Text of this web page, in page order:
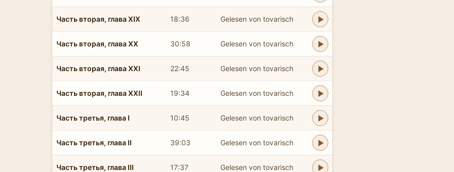
Часть вторая, глава XIX 18:36 Gelesen von tovarisch
Часть вторая, глава XX 30:58 Gelesen von tovarisch
Часть вторая, глава XXI 22:45 Gelesen von tovarisch
Часть вторая, глава XXII 19:34 Gelesen von tovarisch
Часть третья, глава I 10:45 Gelesen von tovarisch
Часть третья, глава II 39:03 Gelesen von tovarisch
Часть третья, глава III 17:37 Gelesen von tovarisch